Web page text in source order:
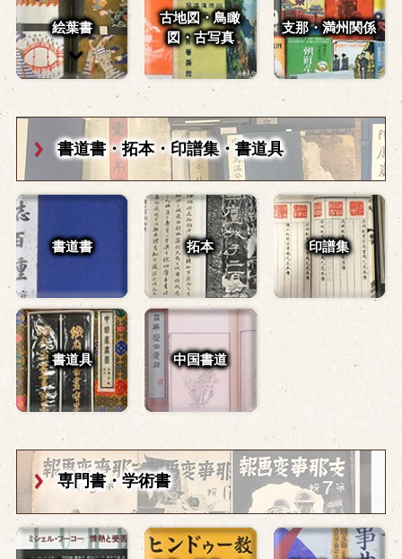
絵葉書
古地図・鳥瞰
図・古写真
支那・満州関係
書道書・拓本・ 印譜集・書道具
書道書 拓本 印譜集
書道具 中国書道
専門書・学術書